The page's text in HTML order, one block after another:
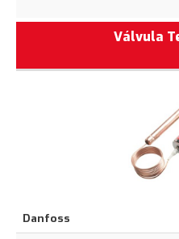
Válvula
Danfoss